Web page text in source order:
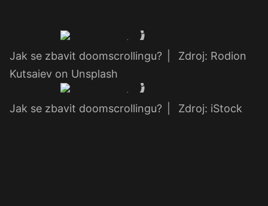
Jak se zbavit doomscrollingu?
Zdroj: Rodion
Kutsaiev on Unsplash
Jak se zbavit doomscrollingu? Zdroj: iStock